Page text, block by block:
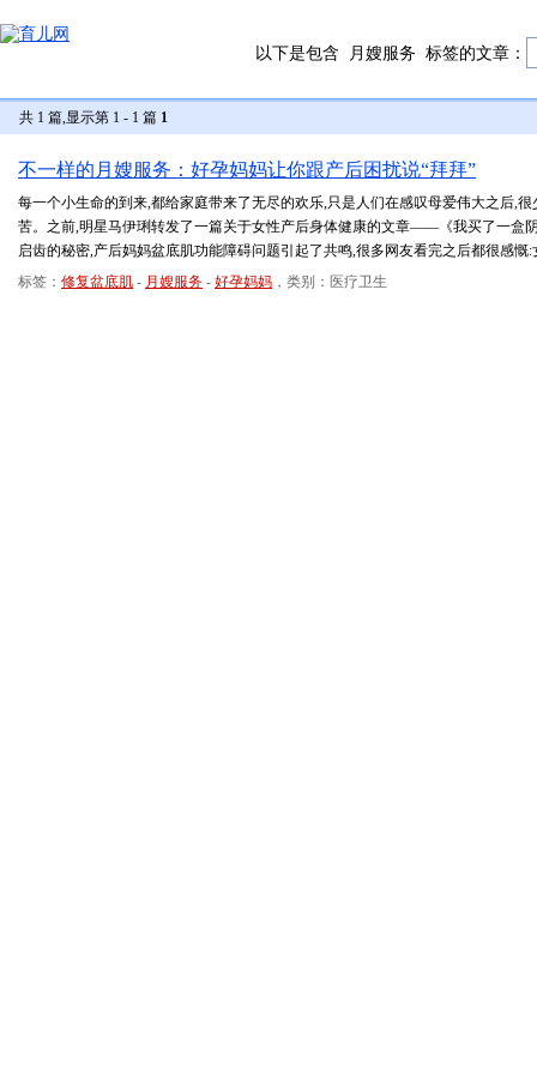
以下是包含 月嫂服务 标签的文章：
共 1 篇,显示第 1 - 1 篇 1
不一样的月嫂服务：好孕妈妈让你跟产后困扰说“拜拜”
每一个小生命的到来,都给家庭带来了无尽的欢乐,只是人们在感叹母爱伟大之后,
苦。之前,明星马伊琍转发了一篇关于女性产后身体健康的文章——《我买了一盒
启齿的秘密,产后妈妈盆底肌功能障碍问题引起了共鸣,很多网友看完之后都很感慨
标签： 修复盆底肌 - 月嫂服务 - 好孕妈妈 ，类别：医疗卫生